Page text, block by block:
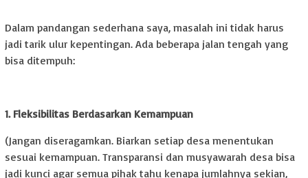
Dalam pandangan sederhana saya, masalah ini tidak harus
jadi tarik ulur kepentingan. Ada beberapa jalan tengah yang
bisa ditempuh:
1. Fleksibilitas Berdasarkan Kemampuan
(Jangan diseragamkan. Biarkan setiap desa menentukan
sesuai kemampuan. Transparansi dan musyawarah desa bisa
jadi kunci agar semua pihak tahu kenapa jumlahnya sekian,